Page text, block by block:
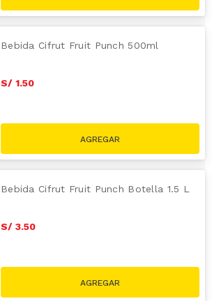
Bebida Cifrut Fruit Punch 500ml
S/ 1.50
Bebida Cifrut Fruit Punch Botella 1.5 L
S/ 3.50